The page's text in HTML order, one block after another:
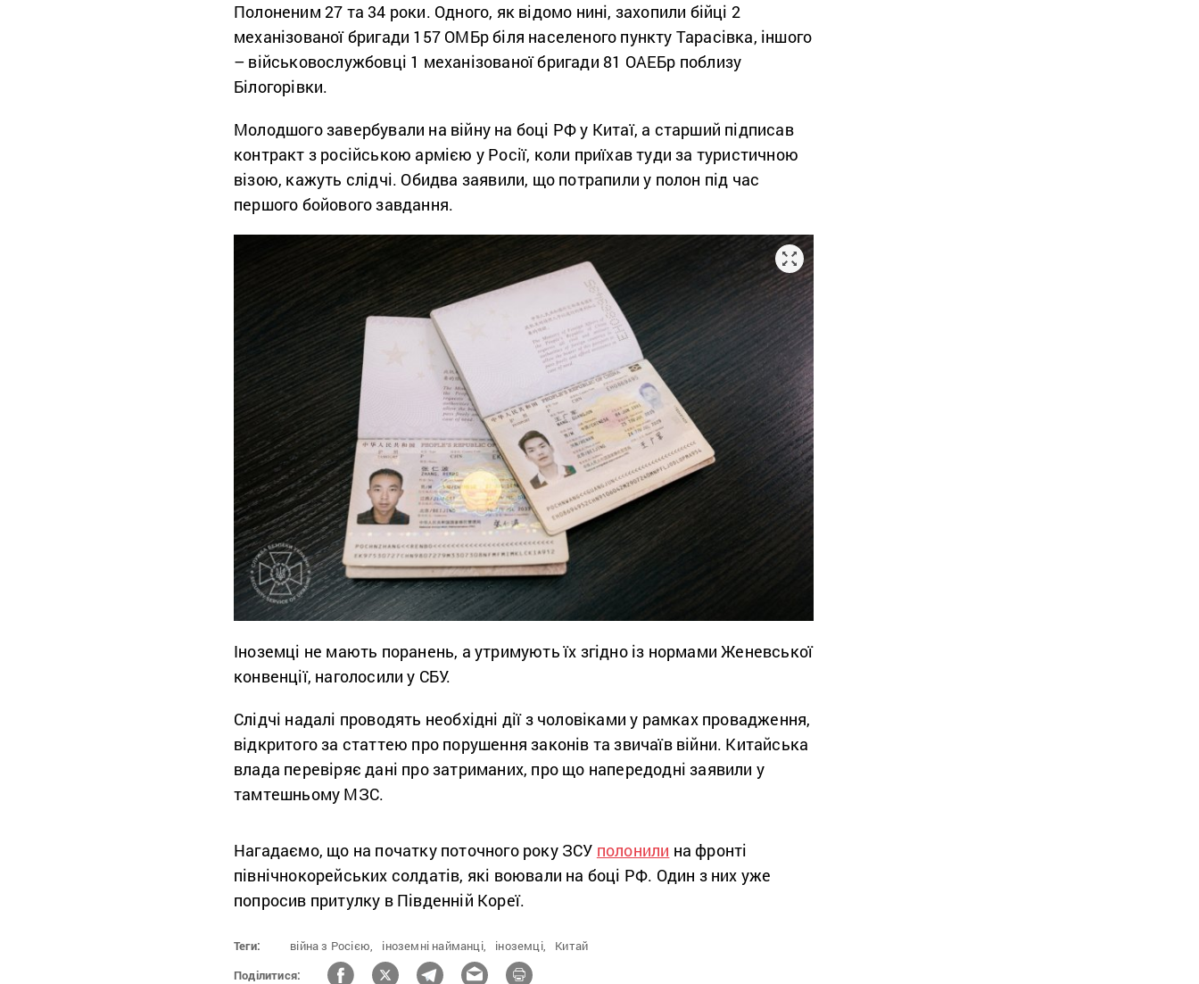
Полоненим 27 та 34 роки. Одного, як відомо нині, захопили бійці 2
механізованої бригади 157 ОМБр біля населеного пункту Тарасівка, іншого
– військовослужбовці 1 механізованої бригади 81 ОАЕБр поблизу
Білогорівки.
Молодшого завербували на війну на боці РФ у Китаї, а старший підписав
контракт з російською армією у Росії, коли приїхав туди за туристичною
візою, кажуть слідчі. Обидва заявили, що потрапили у полон під час
першого бойового завдання.
Іноземці не мають поранень, а утримують їх згідно із нормами Женевської
конвенції, наголосили у СБУ.
Слідчі надалі проводять необхідні дії з чоловіками у рамках провадження,
відкритого за статтею про порушення законів та звичаїв війни. Китайська
влада перевіряє дані про затриманих, про що напередодні заявили у
тамтешньому МЗС.
Нагадаємо, що на початку поточного року ЗСУ полонили на фронті
північнокорейських солдатів, які воювали на боці РФ. Один з них уже
попросив притулку в Південній Кореї.
Теги: війна з Росією, іноземні найманці, іноземці,
Китай
Поділитися: